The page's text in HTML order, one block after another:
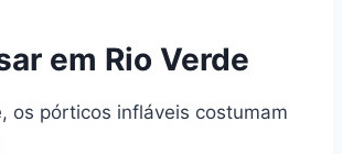
em Rio Verde
os pórticos infláveis costumam